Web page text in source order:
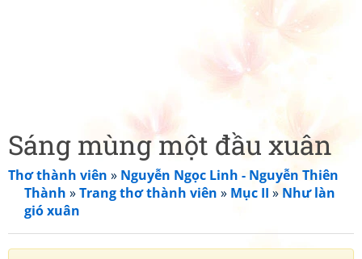
Sáng mùng một đầu xuân
Thơ thành viên » Nguyễn Ngọc Linh - Nguyễn Thiên
Thành »Trang thơ thành viên » Mục II » Như làn
gió xuân